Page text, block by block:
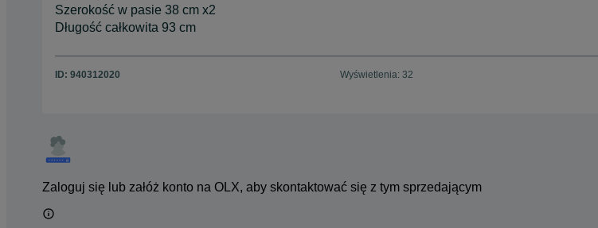
Szerokość w pasie 38 cm x2
Długość całkowita 93 cm
ID: 940312020 Wyświetlenia: 32
Zaloguj się lub załóż konto na OLX, aby skontaktować się z tym sprzedającym